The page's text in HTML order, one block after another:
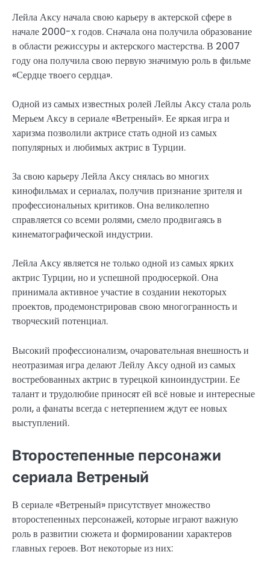
Лейла Аксу начала свою карьеру в актерской сфере в
начале 2000-х годов. Сначала она получила образование
в области режиссуры и актерского мастерства. В 2007
году она получила свою первую значимую роль в фильме
«Сердце твоего сердца».
Одной из самых известных ролей Лейлы Аксу стала роль
Мерьем Аксу в сериале «Ветреный». Ее яркая игра и
харизма позволили актрисе стать одной из самых
популярных и любимых актрис в Турции.
За свою карьеру Лейла Аксу снялась во многих
кинофильмах и сериалах, получив признание зрителя и
профессиональных критиков. Она великолепно
справляется со всеми ролями, смело продвигаясь в
кинематографической индустрии.
Лейла Аксу является не только одной из самых ярких
актрис Турции, но и успешной продюсеркой. Она
принимала активное участие в создании некоторых
проектов, продемонстрировав свою многогранность и
творческий потенциал.
Высокий профессионализм, очаровательная внешность и
неотразимая игра делают Лейлу Аксу одной из самых
востребованных актрис в турецкой киноиндустрии. Ее
талант и трудолюбие приносят ей всё новые и интересные
роли, а фанаты всегда с нетерпением ждут ее новых
выступлений.
Второстепенные персонажи
сериала Ветреный
В сериале «Ветреный» присутствует множество
второстепенных персонажей, которые играют важную
роль в развитии сюжета и формировании характеров
главных героев. Вот некоторые из них: